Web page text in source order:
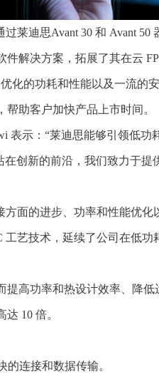
莱迪思Avant 30 和 Avant
解决方案，拓展了其在云
化的功耗和性能以及一流
助客户加快产品上市时间。
表示：“莱迪思能够引领低
创新的前沿，我们致力于
方面的进步、功率和性能优
工艺技术，延续了公司在低
高功率和热设计效率、降低
10 倍。
的连接和数据传输。